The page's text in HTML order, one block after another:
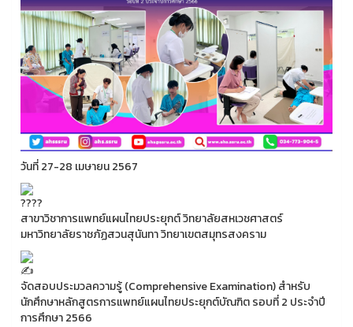
วันที่ 27-28 เมษายน 2567
สาขาวิชาการแพทย์แผนไทยประยุกต์ วิทยาลัยสหเวชศาสตร์
มหาวิทยาลัยราชภัฏสวนสุนันทา วิทยาเขตสมุทรสงคราม
จัดสอบประมวลความรู้ (Comprehensive Examination) สำหรับ
นักศึกษาหลักสูตรการแพทย์แผนไทยประยุกต์บัณฑิต รอบที่ 2 ประจำปี
การศึกษา 2566